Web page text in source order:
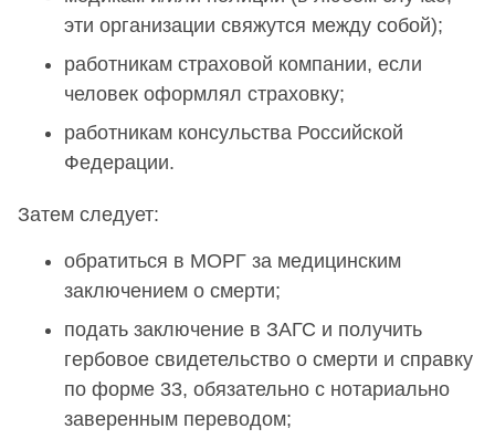
эти организации свяжутся между собой);
работникам страховой компании, если
человек оформлял страховку;
работникам консульства Российской
Федерации.
Затем следует:
обратиться в МОРГ за медицинским
заключением о смерти;
подать заключение в ЗАГС и получить
гербовое свидетельство о смерти и справку
по форме 33, обязательно с нотариально
заверенным переводом;